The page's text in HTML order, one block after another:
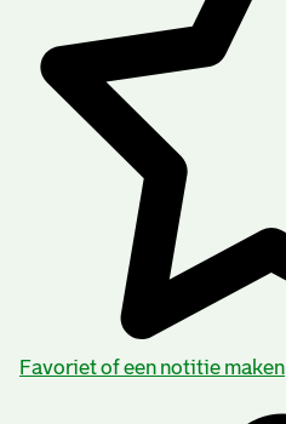
Favoriet of een notitie maken